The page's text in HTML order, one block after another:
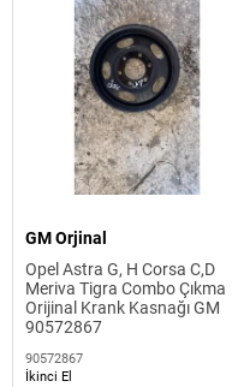
GM Orjinal
Opel Astra G, H Corsa C,D
Meriva Tigra Combo Çıkma
Orijinal Krank Kasnağı GM
90572867
90572867
İkinci El